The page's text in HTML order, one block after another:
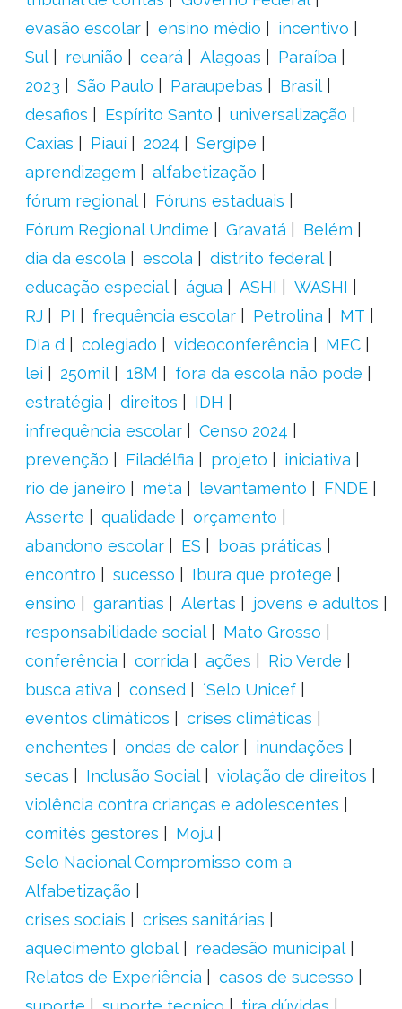
evasão escolar
ensino médio
incentivo
Sul
reunião ceará Alagoas
Paraíba
2023
São Paulo Paraupebas
Brasil
desafios
Espírito Santo
universalização
Caxias
Piauí 2024
Sergipe
aprendizagem
alfabetização
fórum regional
Fóruns estaduais
Fórum Regional Undime
Gravatá
Belém
dia da escola
escola
distrito federal
educação especial
água ASHI
WASHI
RJ
PI frequência escolar Petrolina
MT
DIa d
colegiado videoconferência
MEC
lei
250mil 18M
fora da escola não pode
estratégia
direitos
IDH
infrequência escolar
Censo 2024
prevenção
Filadélfia projeto
iniciativa
rio de janeiro
meta levantamento
FNDE
Asserte
qualidade
orçamento
abandono escolar
ES
boas práticas
encontro
sucesso
Ibura que protege
ensino
garantias Alertas
jovens e adultos
responsabilidade social
Mato Grosso
conferência
corrida ações
Rio Verde
busca ativa
consed
´Selo Unicef
eventos climáticos
crises climáticas
enchentes
ondas de calor
inundações
secas
Inclusão Social
violação de direitos
violência contra crianças e adolescentes
comitês gestores
Moju
Selo Nacional Compromisso com a
Alfabetização
crises sociais
crises sanitárias
aquecimento global
readesão municipal
Relatos de Experiência
casos de sucesso